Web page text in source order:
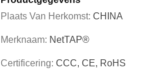
Plaats Van Herkomst: CHINA
Merknaam: NetTAP®
Certificering: CCC, CE, RoHS